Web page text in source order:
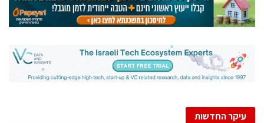
עיקר החדשות